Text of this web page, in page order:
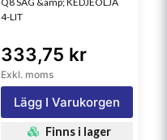
4-LIT
333,75 kr
Exkl. moms
Lägg I Varukorgen
Finns i lager